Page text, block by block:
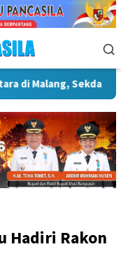
Wakil Wali Kota Lepas
Hadiri Rakon